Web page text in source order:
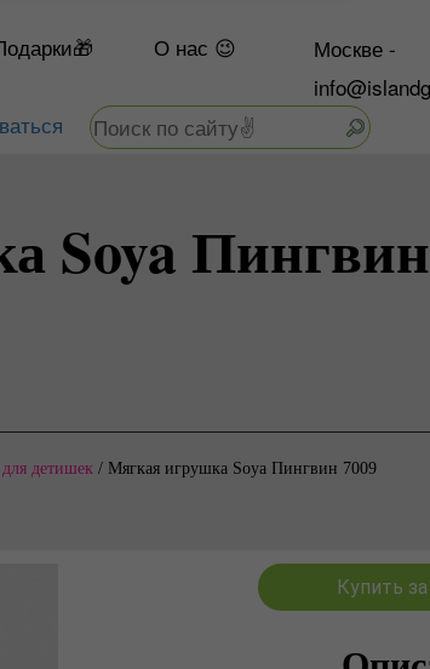
О нас 😉
Москве -
Soya
детишек/ Мягкая игрушка Soya Пингвин 7009
Купить